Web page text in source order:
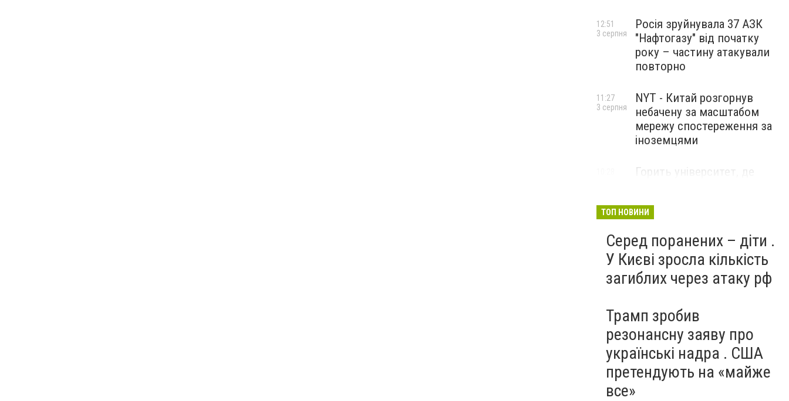
Росія зруйнувала 37 АЗК
"Нафтогазу" від початку
року – частину атакували
повторно
12:51
3 серпня
NYT - Китай розгорнув
небачену за масштабом
мережу спостереження за
іноземцями
11:27
3 серпня
Горить університет, де
ТОП НОВИНИ
Серед поранених – діти .
У Києві зросла кількість
загиблих через атаку рф
Трамп зробив
резонансну заяву про
українські надра . США
претендують на «майже
все»